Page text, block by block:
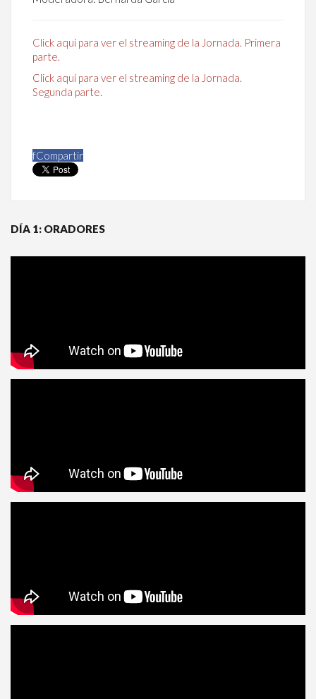
Click aquí para ver el streaming de la Jornada. Primera
parte.
Click aquí para ver el streaming de la Jornada.
Segunda parte.
fCompartir
DÍA 1: ORADORES